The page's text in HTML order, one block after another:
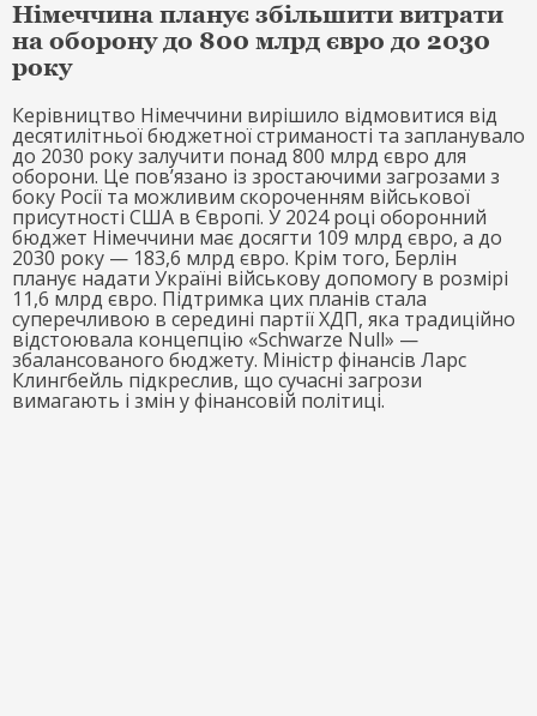
Німеччина планує збільшити витрати
на оборону до 800 млрд євро до 2030
року
Керівництво Німеччини вирішило відмовитися від
десятилітньої бюджетної стриманості та запланувало
до 2030 року залучити понад 800 млрд євро для
оборони. Це пов’язано із зростаючими загрозами з
боку Росії та можливим скороченням військової
присутності США в Європі. У 2024 році оборонний
бюджет Німеччини має досягти 109 млрд євро, а до
2030 року — 183,6 млрд євро. Крім того, Берлін
планує надати Україні військову допомогу в розмірі
11,6 млрд євро. Підтримка цих планів стала
суперечливою в середині партії ХДП, яка традиційно
відстоювала концепцію «Schwarze Null» —
збалансованого бюджету. Міністр фінансів Ларс
Клингбейль підкреслив, що сучасні загрози
вимагають і змін у фінансовій політиці.